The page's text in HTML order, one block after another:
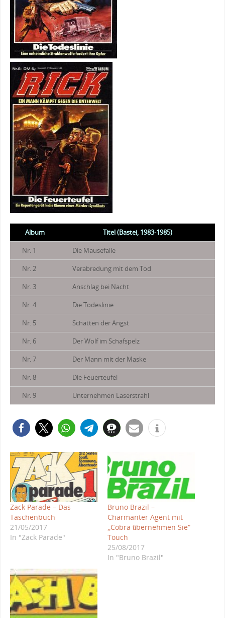
Album Titel (Bastei, 1983-1985)
Nr. 1 Die Mausefalle
Nr. 2 Verabredung mit dem Tod
Nr. 3 Anschlag bei Nacht
Nr. 4 Die Todeslinie
Nr. 5 Schatten der Angst
Nr. 6 Der Wolf im Schafspelz
Nr. 7 Der Mann mit der Maske
Nr. 8 Die Feuerteufel
Nr. 9 Unternehmen Laserstrahl
Zack Parade – Das
Taschenbuch
21/05/2017
In "Zack Parade"
Bruno Brazil –
Charmanter Agent mit
„Cobra übernehmen Sie“
Touch
25/08/2017
In "Bruno Brazil"